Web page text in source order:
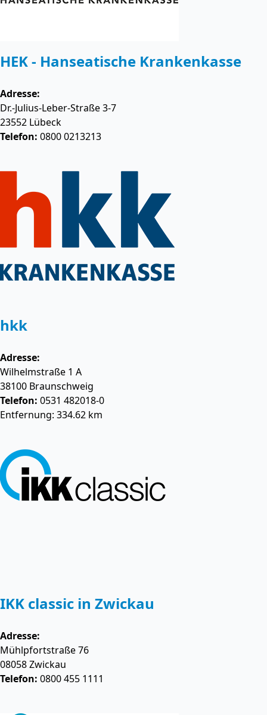
HEK - Hanseatische Krankenkasse
Adresse:
Dr.-Julius-Leber-Straße 3-7
23552 Lübeck
Telefon: 0800 0213213
hkk
Adresse:
Wilhelmstraße 1 A
38100 Braunschweig
Telefon: 0531 482018-0
Entfernung: 334.62 km
IKK classic in Zwickau
Adresse:
Mühlpfortstraße 76
08058Zwickau
Telefon: 0800 455 1111